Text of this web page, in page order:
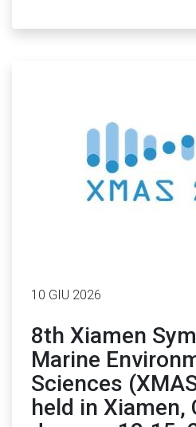
10 GIU 2026
8th Xiamen
Marine
Sciences
held in Xiamen,